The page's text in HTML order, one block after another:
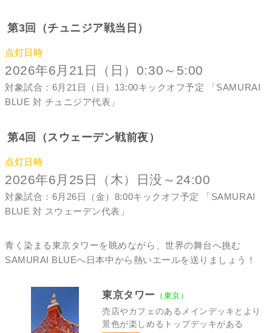
第3回（チュニジア戦当日）
点灯日時
2026年6月21日（日）0:30～5:00
対象試合：6月21日（日）13:00キックオフ予定 「SAMURAI
BLUE 対 チュニジア代表」
第4回（スウェーデン戦前夜）
点灯日時
2026年6月25日（木）日没～24:00
対象試合：6月26日（金）8:00キックオフ予定 「SAMURAI
BLUE 対 スウェーデン代表」
青く染まる東京タワーを眺めながら、世界の舞台へ挑む
SAMURAI BLUEへ日本中から熱いエールを送りましょう！
東京タワー （東京）
売店やカフェのあるメインデッキとより
景色が楽しめるトップデッキがある